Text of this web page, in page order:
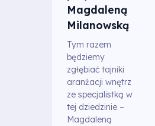
Magdaleną
Milanowską
Tym razem
będziemy
zgłębiać tajniki
aranżacji wnętrz
ze specjalistką w
tej dziedzinie –
Magdaleną